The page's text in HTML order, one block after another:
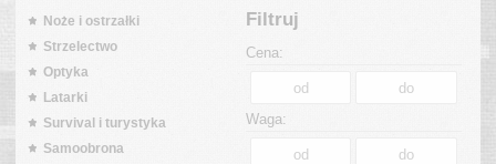
Noże i ostrzałki
Strzelectwo
Optyka
Latarki
Survival i turystyka
Samoobrona
Filtruj
Cena:
Waga: